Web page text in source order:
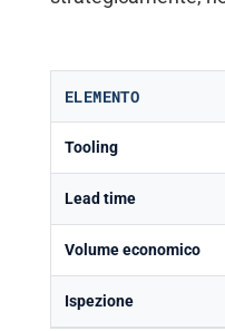
ELEMENTO
Tooling
Lead time
Volume economico
Ispezione